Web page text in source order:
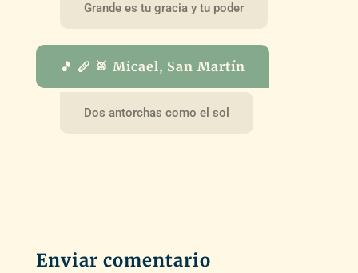
Grande es tu gracia y tu poder
🎵 🪈 🥁 Micael, San Martín
Dos antorchas como el sol
Enviar comentario